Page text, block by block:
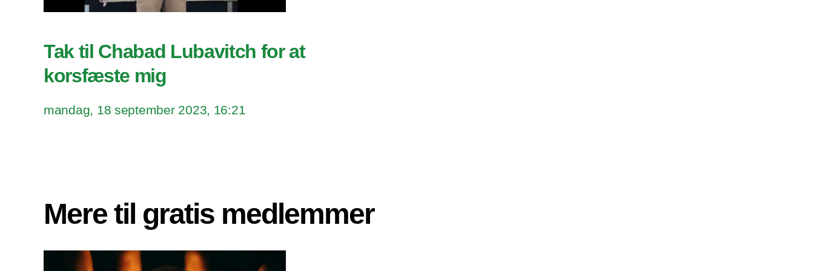
Tak til Chabad Lubavitch for at
korsfæste mig
mandag, 18 september 2023, 16:21
Mere til gratis medlemmer